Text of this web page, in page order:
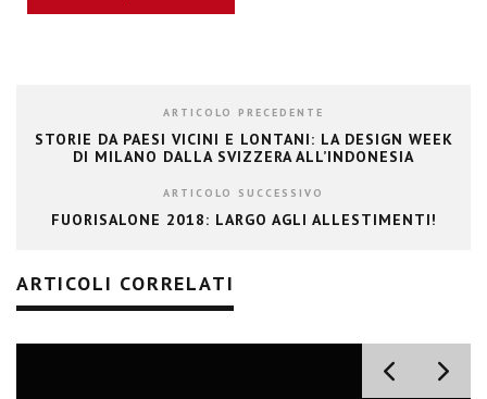
ARTICOLO PRECEDENTE
STORIE DA PAESI VICINI E LONTANI: LA DESIGN WEEK
DI MILANO DALLA SVIZZERA ALL’INDONESIA
ARTICOLO SUCCESSIVO
FUORISALONE 2018: LARGO AGLI ALLESTIMENTI!
ARTICOLI CORRELATI